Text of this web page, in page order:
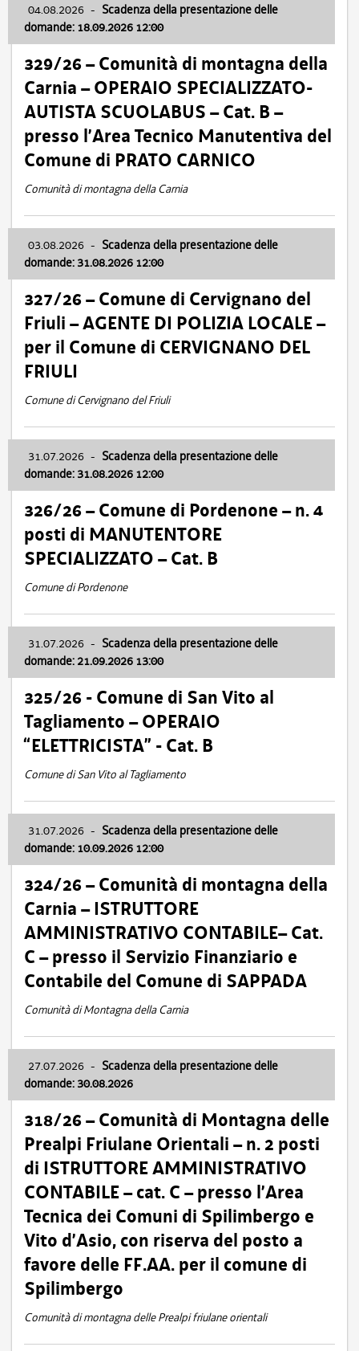
04.08.2026 - Scadenza della presentazione delle
domande: 18.09.2026 12:00
329/26 – Comunità di montagna della
Carnia – OPERAIO SPECIALIZZATO-
AUTISTA SCUOLABUS – Cat. B –
presso l’Area Tecnico Manutentiva del
Comune di PRATO CARNICO
Comunità di montagna della Carnia
03.08.2026 - Scadenza della presentazione delle
domande: 31.08.2026 12:00
327/26 – Comune di Cervignano del
Friuli – AGENTE DI POLIZIA LOCALE –
per il Comune di CERVIGNANO DEL
FRIULI
Comune di Cervignano del Friuli
31.07.2026 - Scadenza della presentazione delle
domande: 31.08.2026 12:00
326/26 – Comune di Pordenone – n. 4
posti di MANUTENTORE
SPECIALIZZATO – Cat. B
Comune di Pordenone
31.07.2026 - Scadenza della presentazione delle
domande: 21.09.2026 13:00
325/26 - Comune di San Vito al
Tagliamento – OPERAIO
“ELETTRICISTA” - Cat. B
Comune di San Vito al Tagliamento
31.07.2026 - Scadenza della presentazione delle
domande: 10.09.2026 12:00
324/26 – Comunità di montagna della
Carnia – ISTRUTTORE
AMMINISTRATIVO CONTABILE– Cat.
C – presso il Servizio Finanziario e
Contabile del Comune di SAPPADA
Comunità di Montagna della Carnia
27.07.2026 - Scadenza della presentazione delle
domande: 30.08.2026
318/26 – Comunità di Montagna delle
Prealpi Friulane Orientali – n. 2 posti
di ISTRUTTORE AMMINISTRATIVO
CONTABILE – cat. C – presso l’Area
Tecnica dei Comuni di Spilimbergo e
Vito d’Asio, con riserva del posto a
favore delle FF.AA. per il comune di
Spilimbergo
Comunità di montagna delle Prealpi friulane orientali